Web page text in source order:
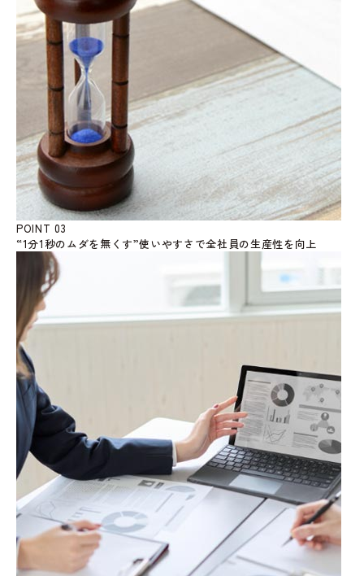
POINT 03
“1分1秒のムダを無くす”使いやすさで全社員の生産性を向上